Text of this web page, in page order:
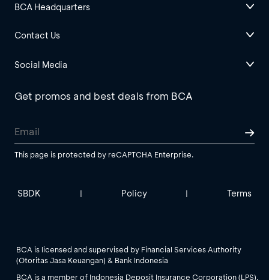
BCA Headquarters
Contact Us
Social Media
Get promos and best deals from BCA
This page is protected by reCAPTCHA Enterprise.
SBDK | Policy | Terms
BCA is licensed and supervised by Financial Services Authority
(Otoritas Jasa Keuangan) & Bank Indonesia
BCA is a member of Indonesia Deposit Insurance Corporation (LPS).